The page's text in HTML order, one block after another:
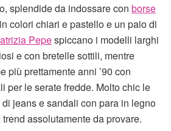
splendide da indossare con borse
in colori chiari e pastello e un paio di
Pepespiccano i modelli larghi
e con bretelle sottili, mentre
più prettamente anni ’90 con
per le serate fredde. Molto chic le
jeans e sandali con para in legno
assolutamente da provare.